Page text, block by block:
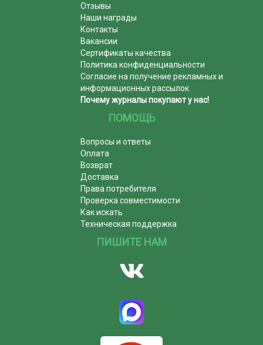
Отзывы
Наши награды
Контакты
Вакансии
Сертификаты качества
Политика конфиденциальности
Согласие на получение рекламных и
информационных рассылок
Почему журналы покупают у нас!
ПОМОЩЬ
Вопросы и ответы
Оплата
Возврат
Доставка
Права потребителя
Проверка совместимости
Как искать
Техническая поддержка
ПИШИТЕ НАМ